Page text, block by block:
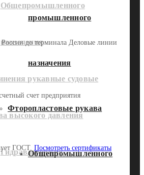
Общепромышленного
назначения
рукавные судовые
высокого давления
Гидравлические
промышленного
назначения
Фторопластовые рукава
Общепромышленного
до терминала Деловые линии
счет предприятия
ГОСТ. Посмотреть сертификаты